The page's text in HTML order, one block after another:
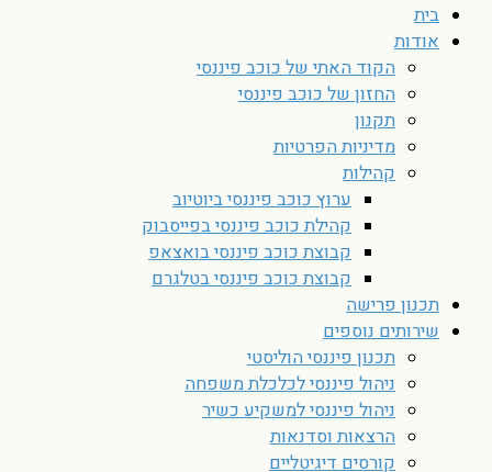
בית
אודות
הקוד האתי של כוכב פיננסי
החזון של כוכב פיננסי
תקנון
מדיניות הפרטיות
קהילות
ערוץ כוכב פיננסי ביוטיוב
קהילת כוכב פיננסי בפייסבוק
קבוצת כוכב פיננסי בואצאפ
קבוצת כוכב פיננסי בטלגרם
תכנון פרישה
שירותים נוספים
תכנון פיננסי הוליסטי
ניהול פיננסי לכלכלת משפחה
ניהול פיננסי למשקיע כשיר
הרצאות וסדנאות
קורסים דיגיטליים